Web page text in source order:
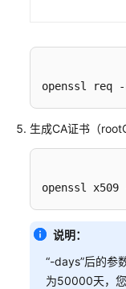
MQTT
华
云
证
书
认
证
openssl req -
生成CA证书（
openssl
说明：
“-days”后的参
为50000天，您